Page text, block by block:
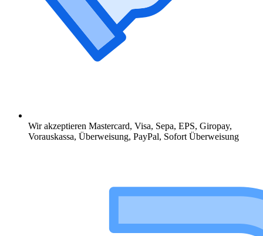
Wir akzeptieren Mastercard, Visa, Sepa, EPS, Giropay,
Vorauskassa, Überweisung, PayPal, Sofort Überweisung